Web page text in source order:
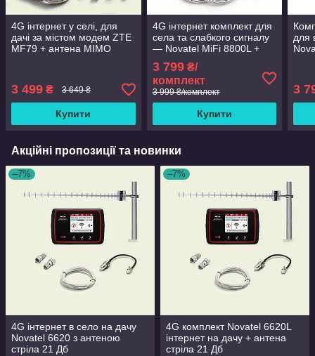
4G інтернет у селі, для
дачі за містом модем ZTE
MF79 + антена MIMO
3 499 ₴ 3 649 ₴
Купити
4G інтернет комплект для
села та слабкого сигналу
— Novatel MiFi 8800L +
антена MIMO 2×15 дБ
Energy
3 799₴/
комплект
3 999 ₴/комплект
Купити
для
3
Акційні пропозиції та новинки
–7%
4G інтернет в село на дачу
Novatel 6620 з антеною
стріла 21 Дб
–7%
4G комплект Novatel 6620L
інтернет на дачу + антена
стріла 21 Дб